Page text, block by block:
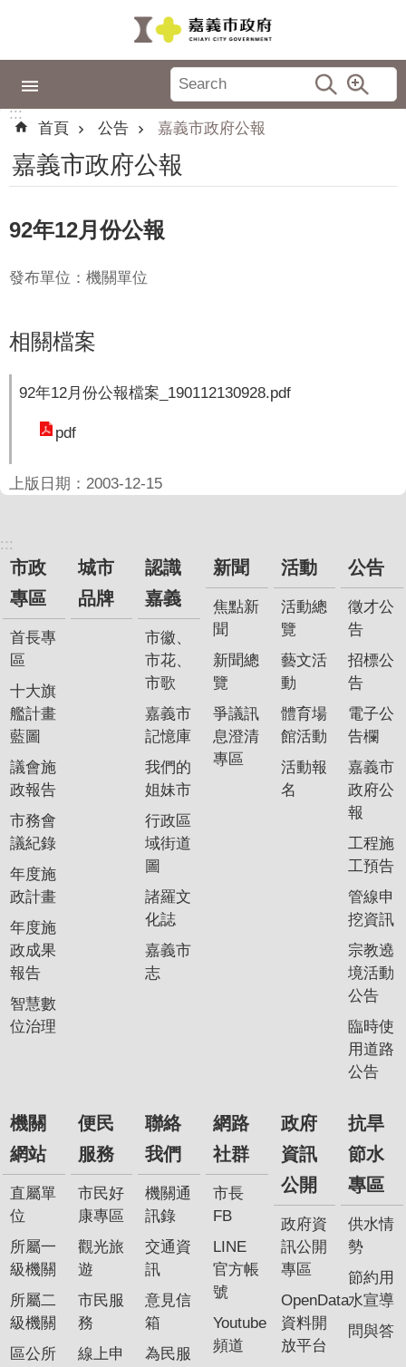
政
專
區
城
品
牌
認
嘉
義
新
機
關
網
站
民
服
務
聯
我
們
網
路
社
群
政
府
資
抗
旱
節
水
專
區
網
站
導
:::
首頁
公告 嘉義市政府公報
嘉義市政府公報
92年12月份公報
發布單位：機關單位
相關檔案
92年12月份公報檔案_190112130928.pdf
pdf
上版日期：2003-12-15
:::
市政
專區
首長專
區
十大旗
艦計畫
藍圖
議會施
政報告
市務會
議紀錄
年度施
政計畫
年度施
政成果
報告
智慧數
位治理
城市
品牌
認識
嘉義
市徽、
市花、
市歌
嘉義市
記憶庫
我們的
姐妹市
行政區
域街道
圖
諸羅文
化誌
嘉義市
志
新聞
焦點新
聞
新聞總
覽
爭議訊
息澄清
專區
活動
活動總
覽
藝文活
動
體育場
館活動
活動報
名
公告
徵才公
告
招標公
告
電子公
告欄
嘉義市
政府公
報
工程施
工預告
管線申
挖資訊
宗教遶
境活動
公告
臨時使
用道路
公告
機關
網站
直屬單
位
所屬一
級機關
所屬二
級機關
區公所
便民
服務
市民好
康專區
觀光旅
遊
市民服
務
線上申
聯絡
我們
機關通
訊錄
交通資
訊
意見信
箱
為民服
網路
社群
市長
FB
LINE
官方帳
號
Youtube
頻道
政府
資訊
公開
政府資
訊公開
專區
OpenData
資料開
放平台
抗旱
節水
專區
供水情
勢
節約用
水宣導
問與答